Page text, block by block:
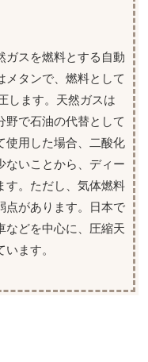
ガスを燃料とする自動
メタンで、燃料として
します。天然ガスは
野で石油の代替として
使用した場合、二酸化
ないことから、ディー
す。ただし、気体燃料
点があります。日本で
などを中心に、圧縮天
ます。